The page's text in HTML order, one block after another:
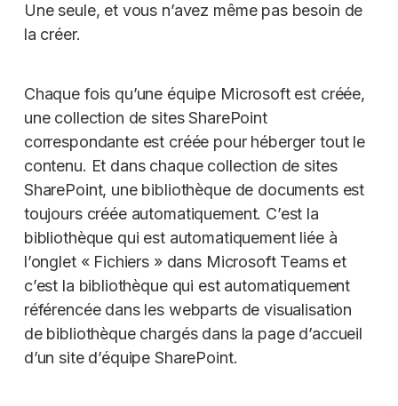
Une seule, et vous n’avez même pas besoin de
la créer.
Chaque fois qu’une équipe Microsoft est créée,
une collection de sites SharePoint
correspondante est créée pour héberger tout le
contenu. Et dans chaque collection de sites
SharePoint, une bibliothèque de documents est
toujours créée automatiquement. C’est la
bibliothèque qui est automatiquement liée à
l’onglet « Fichiers » dans Microsoft Teams et
c’est la bibliothèque qui est automatiquement
référencée dans les webparts de visualisation
de bibliothèque chargés dans la page d’accueil
d’un site d’équipe SharePoint.